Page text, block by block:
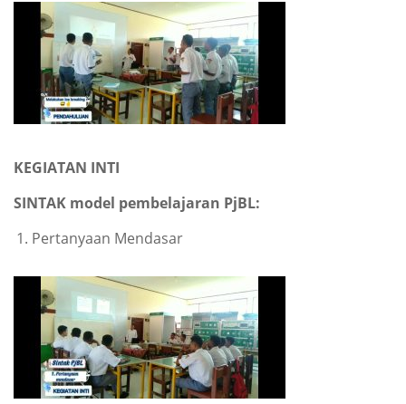
KEGIATAN INTI
SINTAK model pembelajaran PjBL:
Pertanyaan Mendasar